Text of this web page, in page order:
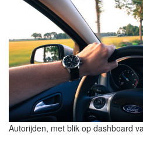
Autorijden, met blik op dashboard